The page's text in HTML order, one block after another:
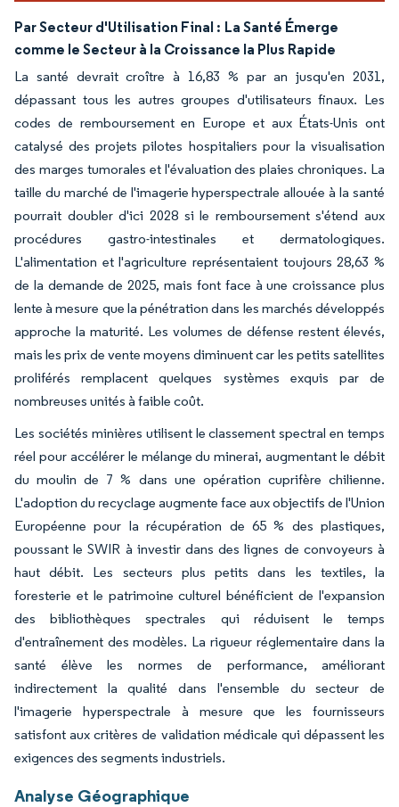
Par Secteur d'Utilisation Final : La Santé Émerge
comme le Secteur à la Croissance la Plus Rapide
La santé devrait croître à 16,83 % par an jusqu'en 2031,
dépassant tous les autres groupes d'utilisateurs finaux. Les
codes de remboursement en Europe et aux États-Unis ont
catalysé des projets pilotes hospitaliers pour la visualisation
des marges tumorales et l'évaluation des plaies chroniques. La
taille du marché de l'imagerie hyperspectrale allouée à la santé
pourrait doubler d'ici 2028 si le remboursement s'étend aux
procédures gastro-intestinales et dermatologiques.
L'alimentation et l'agriculture représentaient toujours 28,63 %
de la demande de 2025, mais font face à une croissance plus
lente à mesure que la pénétration dans les marchés développés
approche la maturité. Les volumes de défense restent élevés,
mais les prix de vente moyens diminuent car les petits satellites
proliférés remplacent quelques systèmes exquis par de
nombreuses unités à faible coût.
Les sociétés minières utilisent le classement spectral en temps
réel pour accélérer le mélange du minerai, augmentant le débit
du moulin de 7 % dans une opération cuprifère chilienne.
L'adoption du recyclage augmente face aux objectifs de l'Union
Européenne pour la récupération de 65 % des plastiques,
poussant le SWIR à investir dans des lignes de convoyeurs à
haut débit. Les secteurs plus petits dans les textiles, la
foresterie et le patrimoine culturel bénéficient de l'expansion
des bibliothèques spectrales qui réduisent le temps
d'entraînement des modèles. La rigueur réglementaire dans la
santé élève les normes de performance, améliorant
indirectement la qualité dans l'ensemble du secteur de
l'imagerie hyperspectrale à mesure que les fournisseurs
satisfont aux critères de validation médicale qui dépassent les
exigences des segments industriels.
Analyse Géographique